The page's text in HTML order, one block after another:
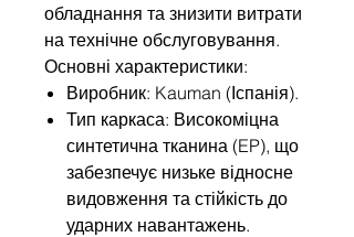
обладнання та знизити витрати
на технічне обслуговування.
Основні характеристики:
Виробник: Kauman (Іспанія).
Тип каркаса: Високоміцна
синтетична тканина (EP), що
забезпечує низьке відносне
видовження та стійкість до
ударних навантажень.